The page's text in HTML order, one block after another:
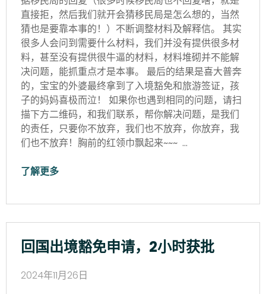
直接拒，然后我们就开会猜移民局是怎么想的，当然
猜也是要靠本事的！）不断调整材料及解释信。 其实
很多人会问到需要什么材料，我们并没有提供很多材
料，甚至没有提供很牛逼的材料，材料堆砌并不能解
决问题，能抓重点才是本事。 最后的结果是喜大普奔
的，宝宝的外婆最终拿到了入境豁免和旅游签证，孩
子的妈妈喜极而泣！ 如果你也遇到相同的问题，请扫
描下方二维码，和我们联系，帮你解决问题，是我们
的责任，只要你不放弃，我们也不放弃，你放弃，我
们也不放弃！胸前的红领巾飘起来~~~ …
了解更多
回国出境豁免申请，2小时获批
2024年11月26日